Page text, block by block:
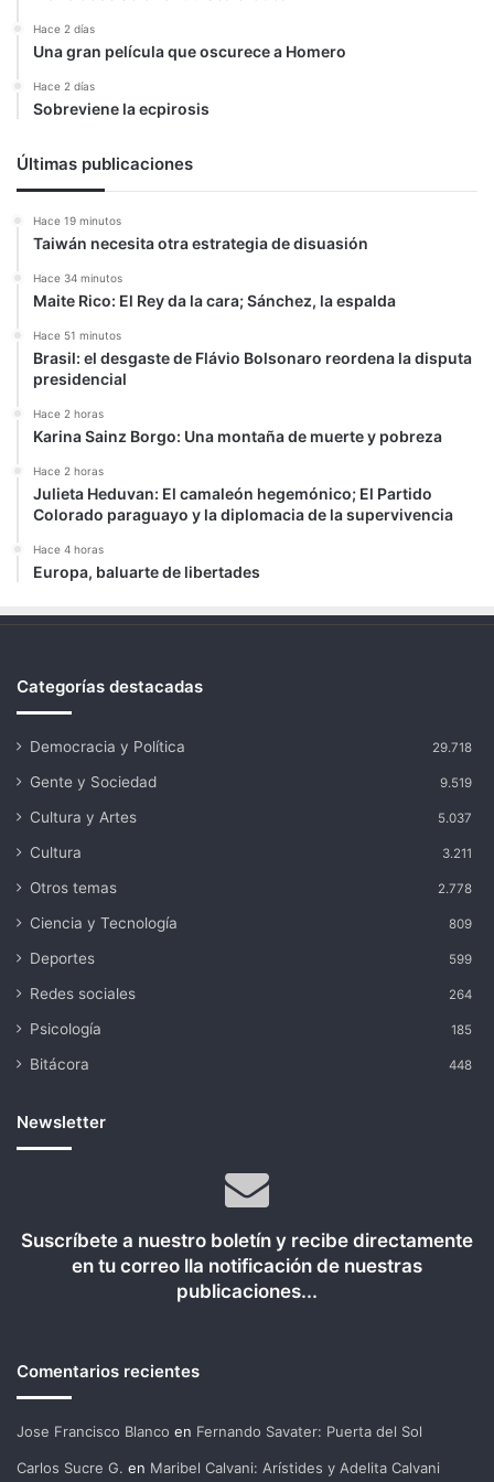
Hace 2 días
Una gran película que oscurece a Homero
Hace 2 días
Sobreviene la ecpirosis
Últimas publicaciones
Hace 19 minutos
Taiwán necesita otra estrategia de disuasión
Hace 34 minutos
Maite Rico: El Rey da la cara; Sánchez, la espalda
Hace 51 minutos
Brasil: el desgaste de Flávio Bolsonaro reordena la disputa
presidencial
Hace 2 horas
Karina Sainz Borgo: Una montaña de muerte y pobreza
Hace 2 horas
Julieta Heduvan: El camaleón hegemónico; El Partido
Colorado paraguayo y la diplomacia de la supervivencia
Hace 4 horas
Europa, baluarte de libertades
Categorías destacadas
Democracia y Política 29.718
Gente y Sociedad 9.519
Cultura y Artes 5.037
Cultura 3.211
Otros temas 2.778
Ciencia y Tecnología 809
Deportes 599
Redes sociales 264
Psicología 185
Bitácora 448
Newsletter
Suscríbete a nuestro boletín y recibe directamente
en tu correo lla notificación de nuestras
publicaciones...
Comentarios recientes
Jose Francisco Blanco en Fernando Savater: Puerta del Sol
Carlos Sucre G. en Maribel Calvani: Arístides y Adelita Calvani